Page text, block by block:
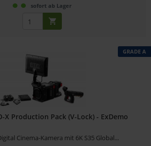
sofort ab Lager
GRADE A
X Production Pack (V-Lock) - ExDemo
Cinema-Kamera mit 6K S35 Global...